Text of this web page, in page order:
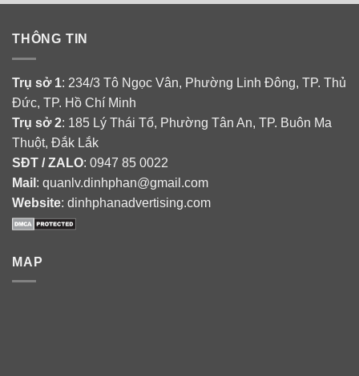
THÔNG TIN
Trụ sở 1: 234/3 Tô Ngọc Vân, Phường Linh Đông, TP. Thủ
Đức, TP. Hồ Chí Minh
Trụ sở 2: 185 Lý Thái Tổ, Phường Tân An, TP. Buôn Ma
Thuột, Đắk Lắk
SĐT / ZALO: 0947 85 0022
Mail : quanlv.dinhphan@gmail.com
Website: dinhphanadvertising.com
MAP